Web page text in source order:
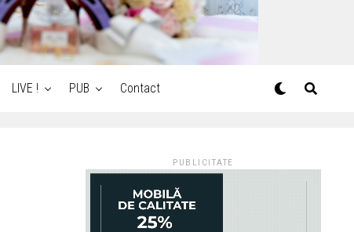
LIVE ! PUB Contact
PUBLICITATE